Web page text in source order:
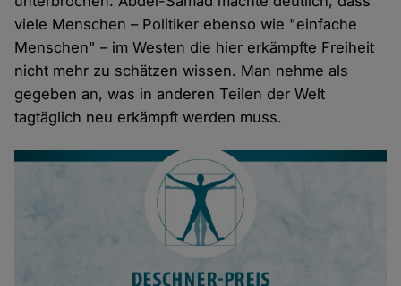
viele Menschen – Politiker ebenso wie "einfache
Menschen" – im Westen die hier erkämpfte Freiheit
nicht mehr zu schätzen wissen. Man nehme als
gegeben an, was in anderen Teilen der Welt
tagtäglich neu erkämpft werden muss.